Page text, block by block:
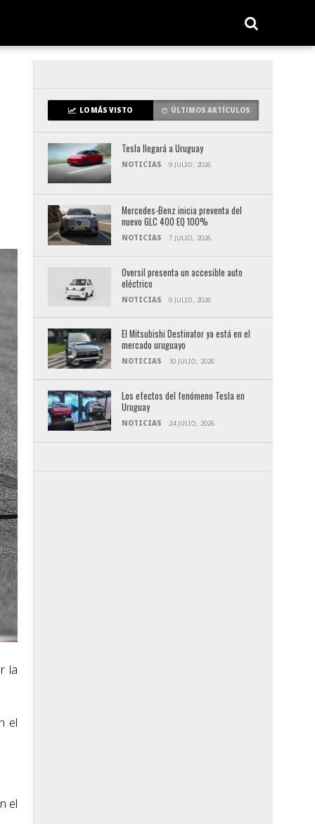
la
el
el
LO MÁS VISTO ÚLTIMOS ARTÍCULOS
Tesla llegará a Uruguay
NOTICIAS 9 JULIO, 2026
Mercedes-Benz inicia preventa del
nuevo GLC 400 EQ 100%
NOTICIAS 7 JULIO, 2026
Oversil presenta un accesible auto
eléctrico
NOTICIAS 9 JULIO, 2026
El Mitsubishi Destinator ya está en el
mercado uruguayo
NOTICIAS 10 JULIO, 2026
Los efectos del fenómeno Tesla en
Uruguay
NOTICIAS 24 JULIO, 2026